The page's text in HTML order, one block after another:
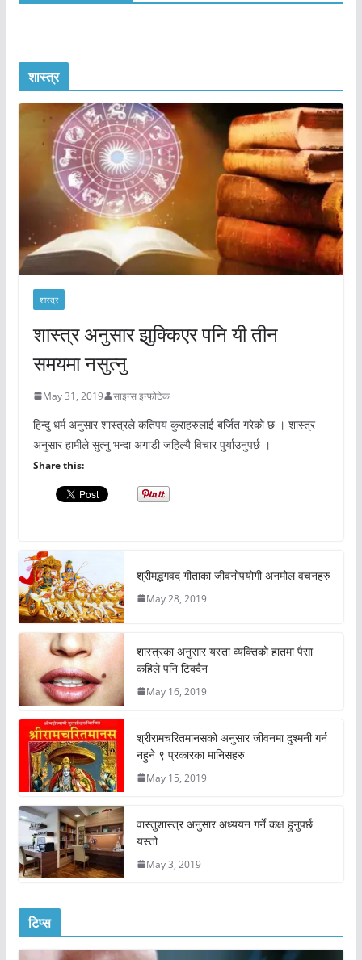
शास्त्र
शास्त्र
शास्त्र अनुसार झुक्किएर पनि यी तीन
समयमा नसुत्नु
May 31, 2019 साइन्स इन्फोटेक
हिन्दु धर्म अनुसार शास्त्रले कतिपय कुराहरुलाई बर्जित गरेको छ । शास्त्र
अनुसार हामीले सुत्नु भन्दा अगाडी जहिल्यै विचार पुर्याउनुपर्छ ।
Share this:
श्रीमद्भगवद गीताका जीवनोपयोगी अनमोल वचनहरु
May 28, 2019
शास्त्रका अनुसार यस्ता व्यक्तिको हातमा पैसा
कहिले पनि टिक्दैन
May 16, 2019
श्रीरामचरितमानसको अनुसार जीवनमा दुश्मनी गर्न
नहुने ९ प्रकारका मानिसहरु
May 15, 2019
वास्तुशास्त्र अनुसार अध्ययन गर्ने कक्ष हुनुपर्छ
यस्तो
May 3, 2019
टिप्स